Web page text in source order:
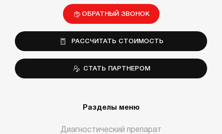
ОБРАТНЫЙ ЗВОНОК
РАССЧИТАТЬ СТОИМОСТЬ
СТАТЬ ПАРТНЕРОМ
Разделы меню
Диагностический препарат